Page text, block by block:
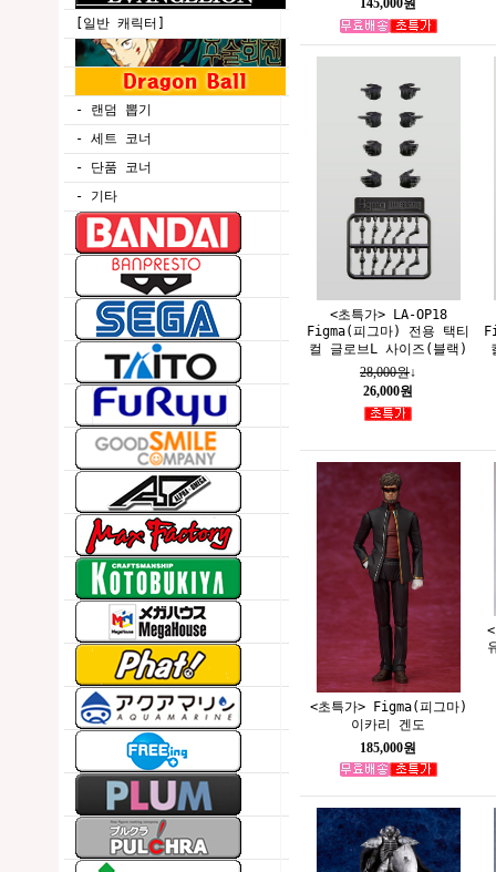
[일반 캐릭터]
- 랜덤 뽑기
- 세트 코너
- 단품 코너
- 기타
145,000원
<초특가> LA-OP18
Figma(피그마) 전용 택티
컬 글로브L 사이즈(블랙)
28,000원↓
26,000원
<초특가> Figma(피그마)
이카리 겐도
185,000원